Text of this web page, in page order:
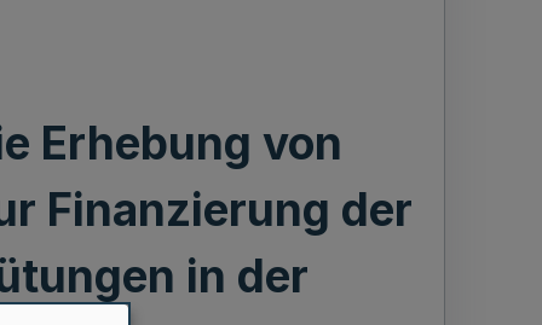
Erhebung von
Finanzierung der
in der